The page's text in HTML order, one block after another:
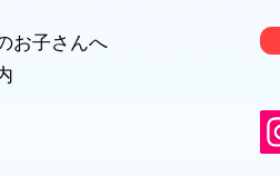
お子さんへ